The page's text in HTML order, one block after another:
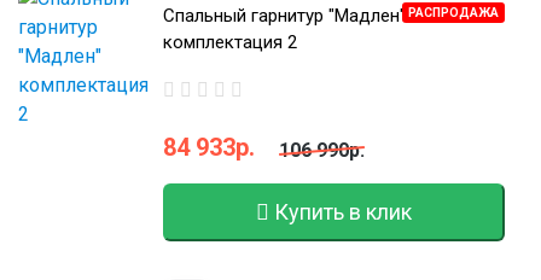
РАСПРОДАЖА
Спальный гарнитур "Мадлен"
комплектация 2
84 933р. 106 990р.
Купить в клик